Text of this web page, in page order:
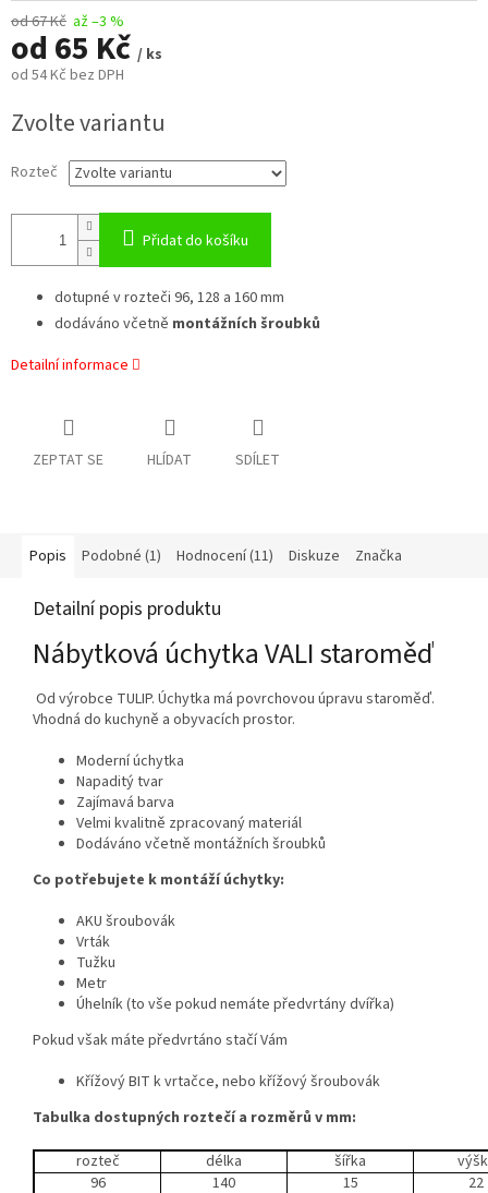
od 67 Kč až –3 %
od 65 Kč / ks
od 54 Kč bez DPH
cena:
Zvolte variantu
Rozteč
Přidat do košíku
dotupné v rozteči 96, 128 a 160 mm
dodáváno včetně montážních šroubků
Detailní informace
ZEPTAT SE HLÍDAT SDÍLET
Popis Podobné (1) Hodnocení (11) Diskuze Značka
Detailní popis produktu
Nábytková úchytka VALI staroměď
Od výrobce TULIP. Úchytka má povrchovou úpravu staroměď.
Vhodná do kuchyně a obyvacích prostor.
Moderní úchytka
Napaditý tvar
Zajímavá barva
Velmi kvalitně zpracovaný materiál
Dodáváno včetně montážních šroubků
Co potřebujete k montáží úchytky:
AKU šroubovák
Vrták
Tužku
Metr
Úhelník (to vše pokud nemáte předvrtány dvířka)
Pokud však máte předvrtáno stačí Vám
Křížový BIT k vrtačce, nebo křížový šroubovák
Tabulka dostupných roztečí a rozměrů v mm:
rozteč
délka šířka
96
140 15 22